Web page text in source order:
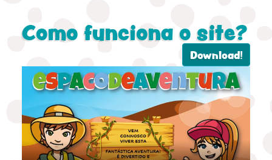
Atividades
Como funciona o site?
Download!